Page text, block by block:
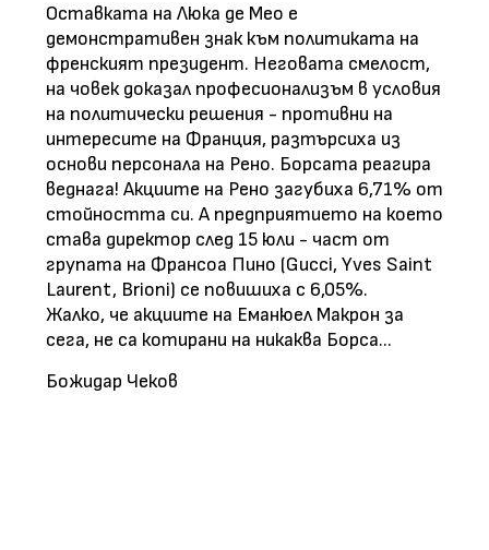
Оставката на Люка де Мео е
демонстративен знак към политиката на
френският президент. Неговата смелост,
на човек доказал професионализъм в условия
на политически решения - противни на
интересите на Франция, разтърсиха из
основи персонала на Рено. Борсата реагира
веднага! Акциите на Рено загубиха 6,71% от
стойността си. А предприятието на което
става директор след 15 юли - част от
групата на Франсоа Пино (Gucci, Yves Saint
Laurent, Brioni) се повишиха с 6,05%.
Жалко, че акциите на Еманюел Макрон за
сега, не са котирани на никаква Борса...
Божидар Чеков